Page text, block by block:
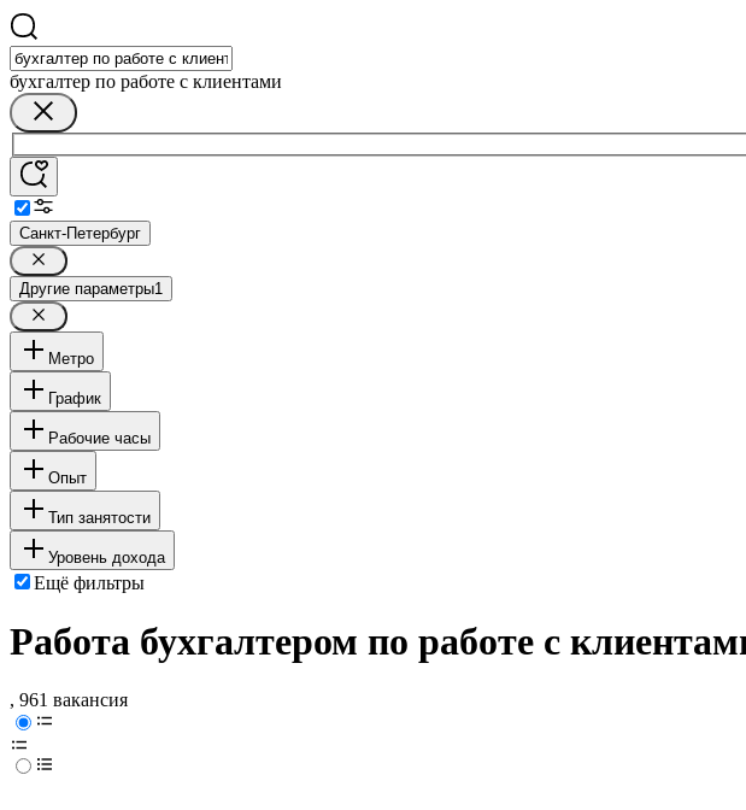
бухгалтер по работе с клиентами
Санкт-Петербург
Другие параметры1
Метро
График
Рабочие часы
Опыт
Тип занятости
Уровень дохода
Ещё фильтры
Работа бухгалтером по работе с
, 961 вакансия